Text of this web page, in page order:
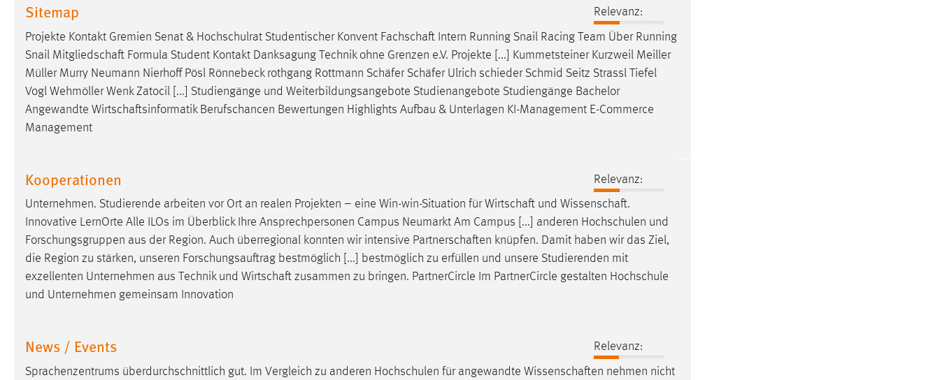
Sitemap
Relevanz:
Projekte Kontakt Gremien Senat & Hochschulrat Studentischer Konvent Fachschaft Intern Running Snail Racing Team Über Running
Snail Mitgliedschaft Formula Student Kontakt Danksagung Technik ohne Grenzen e.V. Projekte [...] Kummetsteiner Kurzweil Meiller
Müller Murry Neumann Nierhoff Pösl Rönnebeck rothgang Rottmann Schäfer SchäferUlrich schieder Schmid Seitz Strassl Tiefel
Vogl Wehmöller Wenk Zatocil [...] Studiengänge und Weiterbildungsangebote Studienangebote Studiengänge Bachelor
Angewandte WirtschaftsinformatikBerufschancen Bewertungen Highlights Aufbau & Unterlagen KI-Management E-Commerce
Management
Kooperationen
Relevanz:
Unternehmen. Studierende arbeiten vor Ort an realen Projekten – eine Win-win-Situation fürWirtschaft und Wissenschaft.
Innovative LernOrte Alle ILOs im Überblick Ihre Ansprechpersonen Campus Neumarkt Am Campus [...] anderen Hochschulen und
Forschungsgruppen aus der Region. Auch überregional konnten wir intensive Partnerschaften knüpfen. Damit haben wir das Ziel,
die Region zu stärken, unseren Forschungsauftrag bestmöglich [...] bestmöglich zu erfüllen und unsere Studierenden mit
exzellenten Unternehmen aus Technik und Wirtschaft zusammen zu bringen. PartnerCircle Im PartnerCircle gestalten Hochschule
und Unternehmen gemeinsam Innovation
News / Events
Relevanz:
Sprachenzentrums überdurchschnittlich gut. Im Vergleich zu anderen Hochschulen für angewandte Wissenschaften nehmen nicht
Chat
Name:
MibewSessionID, MIBEW_UserID,
mibew_locale, mibew-chat-frame-style-
Cookie Laufzeit:
style-5e9dbeb1811c0446 =
Sitzungslaufzeit, mibew_locale = 3
Jahre, MIBEW_UserID = 1 Jahr
Login
Cookie Laufzeit: 24 Stunden